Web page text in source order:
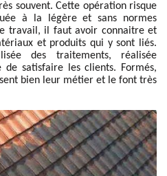
souvent. Cette opération risque
à la légère et sans normes
travail, il faut avoir connaitre et
et produits qui y sont liés.
des traitements, réalisée
satisfaire les clients. Formés,
bien leur métier et le font très